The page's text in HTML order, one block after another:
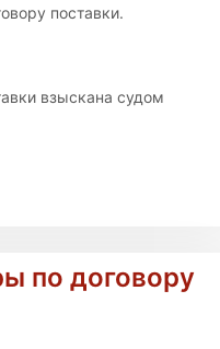
поставки.
взыскана судом
по договору